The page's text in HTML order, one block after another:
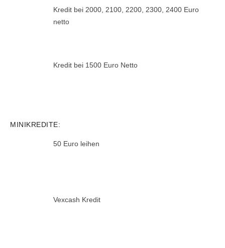
Kredit bei 2000, 2100, 2200, 2300, 2400 Euro
netto
Kredit bei 1500 Euro Netto
MINIKREDITE:
50 Euro leihen
Vexcash Kredit